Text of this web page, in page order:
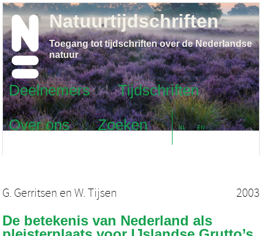
Deelnemers
Tijdschriften
Over ons
Zoeken NL EN
Natuurtijdschriften
Toegang tot tijdschriften over de Nederlandse
natuur
G. Gerritsen en W. Tijsen 2003
De betekenis van Nederland als